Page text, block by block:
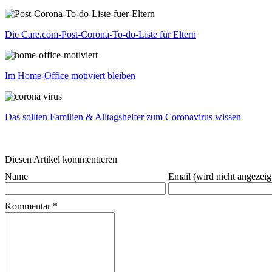
Die Care.com-Post-Corona-To-do-Liste für Eltern
Im Home-Office motiviert bleiben
Das sollten Familien & Alltagshelfer zum Coronavirus wissen
Diesen Artikel kommentieren
Name
Email (wird nicht
Kommentar*